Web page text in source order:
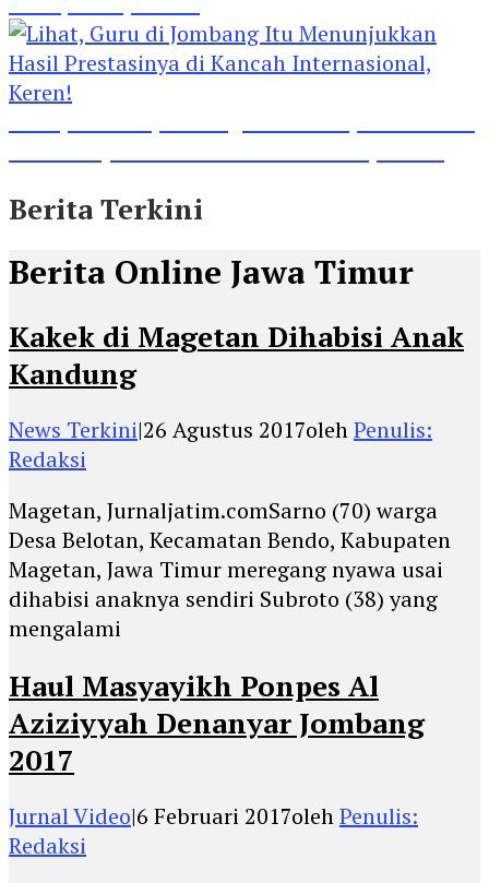
Berita Terkini
Berita Online Jawa Timur
Kakek di Magetan Dihabisi Anak
Kandung
News Terkini|26 Agustus 2017olehPenulis:
Redaksi
Magetan, Jurnaljatim.comSarno (70) warga
Desa Belotan, Kecamatan Bendo, Kabupaten
Magetan, Jawa Timur meregang nyawa usai
dihabisi anaknya sendiri Subroto (38) yang
mengalami
Haul Masyayikh Ponpes Al
Aziziyyah Denanyar Jombang
2017
Jurnal Video|6 Februari 2017olehPenulis:
Redaksi